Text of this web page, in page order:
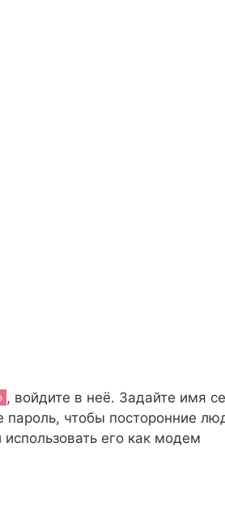
, войдите в неё. Задайте имя
пароль, чтобы посторонние
его как модем